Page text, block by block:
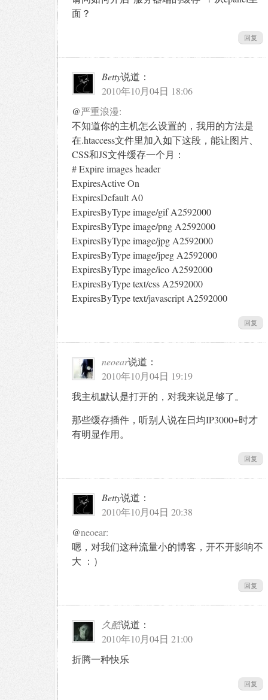
面？
回复
Betty说道：
2010年10月04日 18:06
@严重浪漫:
不知道你的主机怎么设置的，我用的方法是
在.htaccess文件里加入如下这段，能让图片、
CSS和JS文件缓存一个月：
# Expire images header
ExpiresActive On
ExpiresDefault A0
ExpiresByType image/gif A2592000
ExpiresByType image/png A2592000
ExpiresByType image/jpg A2592000
ExpiresByType image/jpeg A2592000
ExpiresByType image/ico A2592000
ExpiresByType text/css A2592000
ExpiresByType text/javascript A2592000
回复
neoear说道：
2010年10月04日 19:19
我主机默认是打开的，对我来说足够了。
那些缓存插件，听别人说在日均IP3000+时才
有明显作用。
回复
Betty说道：
2010年10月04日 20:38
@neoear:
嗯，对我们这种流量小的博客，开不开影响不
大 ：）
回复
久酷说道：
2010年10月04日 21:00
折腾一种快乐
回复